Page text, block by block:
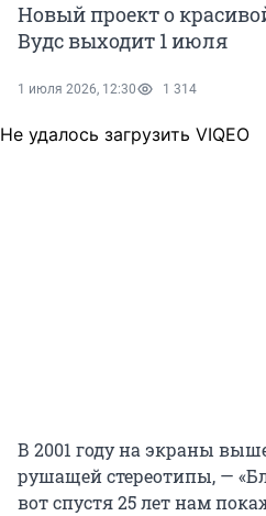
Новый проект о
Вудс выходит 1 июля
1 июля 2026, 12:30 1 314
Не удалось загрузить VIQEO
В 2001 году на экраны
рушащей стереотипы, —
вот спустя 25 лет нам